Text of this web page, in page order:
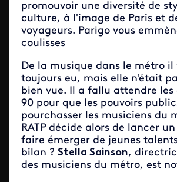
promouvoir une diversité de
culture, à l'image de Paris et
voyageurs. Parigo vous
coulisses
De la musique dans le métro il
toujours eu, mais elle n'était
bien vue. Il a fallu attendre les
90 pour que les pouvoirs
pourchasser les musiciens du
RATP décide alors de lancer
faire émerger de jeunes
bilan ? Stella Sainson,
des musiciens du métro, est